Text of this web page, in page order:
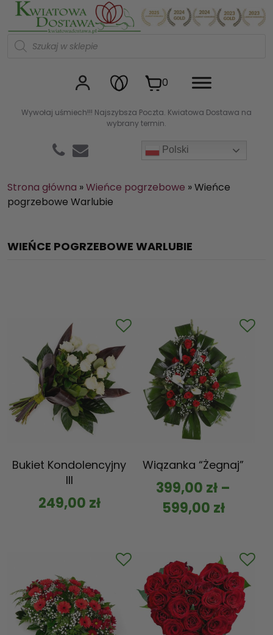
Wywołaj uśmiech!!! Najszybsza Poczta. Kwiatowa Dostawa na
wybrany termin.
Polski
Kwiaciarnia internetowa
W
d
u
k
0
Strona główna »Wieńce pogrzebowe »Wieńce
pogrzebowe Warlubie
WIEŃCE POGRZEBOWE WARLUBIE
Bukiet Kondolencyjny
III
249,00 zł
Wiązanka “Żegnaj”
399,00 zł –
599,00 zł